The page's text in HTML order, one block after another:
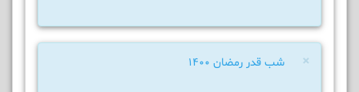
× شب قدر رمضان 1400